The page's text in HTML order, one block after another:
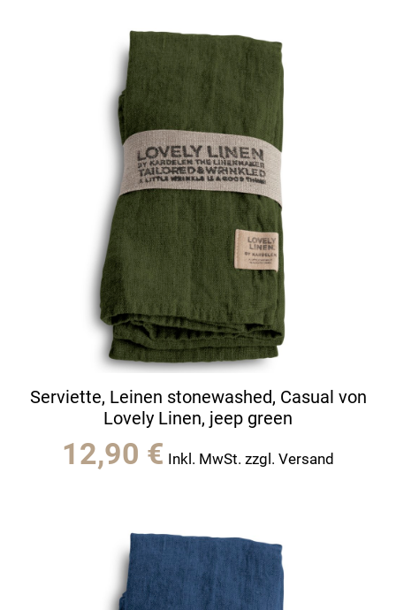
Serviette, Leinen stonewashed, Casual von
Lovely Linen, jeep green
12,90 € Inkl. MwSt. zzgl. Versand